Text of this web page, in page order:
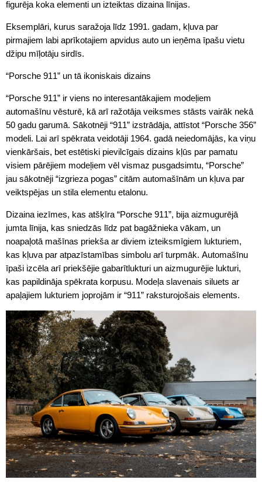
figurēja koka elementi un izteiktas dizaina līnijas.
Eksemplāri, kurus saražoja līdz 1991. gadam, kļuva par
pirmajiem labi aprīkotajiem apvidus auto un ieņēma īpašu vietu
džipu mīļotāju sirdīs.
“Porsche 911” un tā ikoniskais dizains
“Porsche 911” ir viens no interesantākajiem modeļiem
automašīnu vēsturē, kā arī ražotāja veiksmes stāsts vairāk nekā
50 gadu garumā. Sākotnēji “911” izstrādāja, attīstot “Porsche 356”
modeli. Lai arī spēkrata veidotāji 1964. gadā neiedomājās, ka viņu
vienkāršais, bet estētiski pievilcīgais dizains kļūs par pamatu
visiem pārējiem modeļiem vēl vismaz pusgadsimtu, “Porsche”
jau sākotnēji “izgrieza pogas” citām automašīnām un kļuva par
veiktspējas un stila elementu etalonu.
Dizaina iezīmes, kas atšķīra “Porsche 911”, bija aizmugurējā
jumta līnija, kas sniedzās līdz pat bagāžnieka vākam, un
noapaļotā mašīnas priekša ar diviem izteiksmīgiem lukturiem,
kas kļuva par atpazīstamības simbolu arī turpmāk. Automašīnu
īpaši izcēla arī priekšējie gabarītlukturi un aizmugurējie lukturi,
kas papildināja spēkrata korpusu. Modeļa slavenais siluets ar
apaļajiem lukturiem joprojām ir “911” raksturojošais elements.